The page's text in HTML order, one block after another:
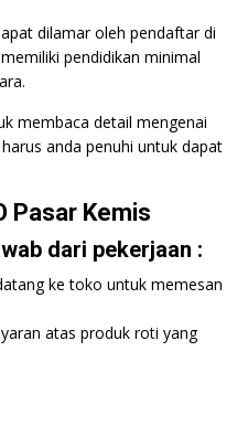
dilamar oleh pendaftar di
pendidikan minimal
membaca detail mengenai
anda penuhi untuk dapat
Pasar Kemis
dari pekerjaan :
ke toko untuk memesan
atas produk roti yang